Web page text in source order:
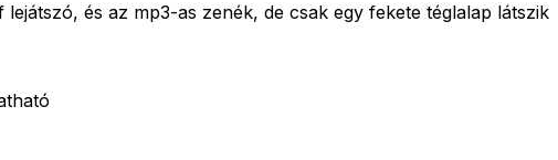
és az mp3-as zenék, de csak egy fekete téglalap látszik